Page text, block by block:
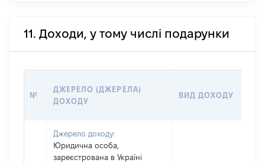
11. Доходи, у тому числі подарунки
№
ДЖЕРЕЛО (ДЖЕРЕЛА)
ДОХОДУ
ВИД ДОХОДУ
Джерело доходу:
Юридична особа,
зареєстрована в Україні